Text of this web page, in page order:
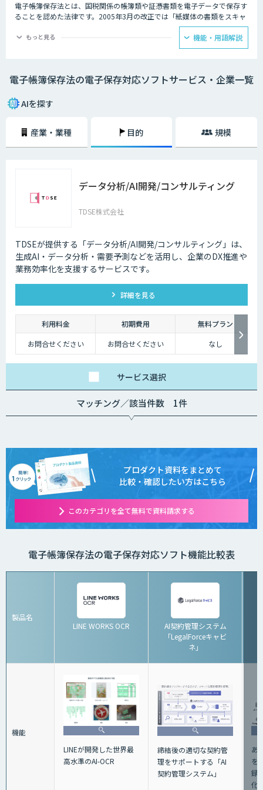
電子帳簿保存法とは、国税関係の帳簿類や証憑書類を電子データで保存す
ることを認めた法律です。2005年3月の改正では「紙媒体の書類をスキャ
ンして保存したもの」も認められるようになりました。
現在では以下の3つの方法での保存が可能となっています。
DVDなどに保存する方法。
・COM電子計算機出力マイクロフィルム PCで書類を作成し、COM（電子
計算機出力マイクロフィルム）に保存する方法。
・スキャナ 紙媒体の書類をスキャンし、データに変換して保存する方
されます。今後ますます紙書類を扱う機会は減少し、電子データを扱う機
会が増加していくことが予想されるため、できるだけ早いタイミングでAI-
OCRや会計ソフトの導入を検討していくことが大切です。
もっと見る 機能・用語解説
電子帳簿保存法の電子保存対応ソフトサービス・企業一覧
AIを探す
産業・業種 目的 規模
データ分析/AI開発/コンサルティング
TDSE株式会社
TDSEが提供する「データ分析/AI開発/コンサルティング」は、
生成AI・データ分析・需要予測などを活用し、企業のDX推進や
業務効率化を支援するサービスです。
詳細を見る
利用料金 初期費用
無料プラン
お問合せください
お問合せください なし
サービス選択
マッチング／該当件数 1件
プロダクト資料をまとめて
比較・確認したい方はこちら
このカテゴリを全て無料で資料請求する
電子帳簿保存法の電子保存対応ソフト機能比較表
製品名
LINE WORKS OCR
AI契約管理システム
「LegalForceキャビ
ネ」
機能
LINEが開発した世界最
高水準のAI-OCR
締結後の適切な契約管
理をサポートする「AI
契約管理システム」
あ
を
録
化